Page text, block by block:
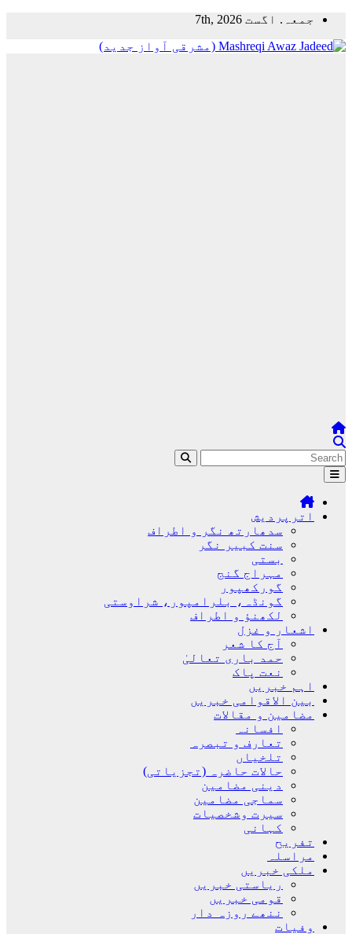
Skip
content
جمعہ. اگست 7th, 2026
اترپردیش
سدھارتھ نگر و اطراف
سنت کبیر نگر
بستی
مہراج گنج
گورکھپور
گونڈہ، بلرامپور، شراوستی
لکھنؤ و اطراف
اشعار و غزل
آج کا شعر
حمد باری تعالیٰ
نعت پاک
اہم خبریں
بین الاقوامی خبریں
مضامین و مقالات
افسانہ
تعارف و تبصرہ
تلخیاں
حالات حاضرہ (تجزیاتی)
دینی مضامین
سماجی مضامین
سیرت وشخصیات
کہانی
تفریح
مراسلہ
ملکی خبریں
ریاستی خبریں
قومی خبریں
ننھے روزہ دار
وفیات